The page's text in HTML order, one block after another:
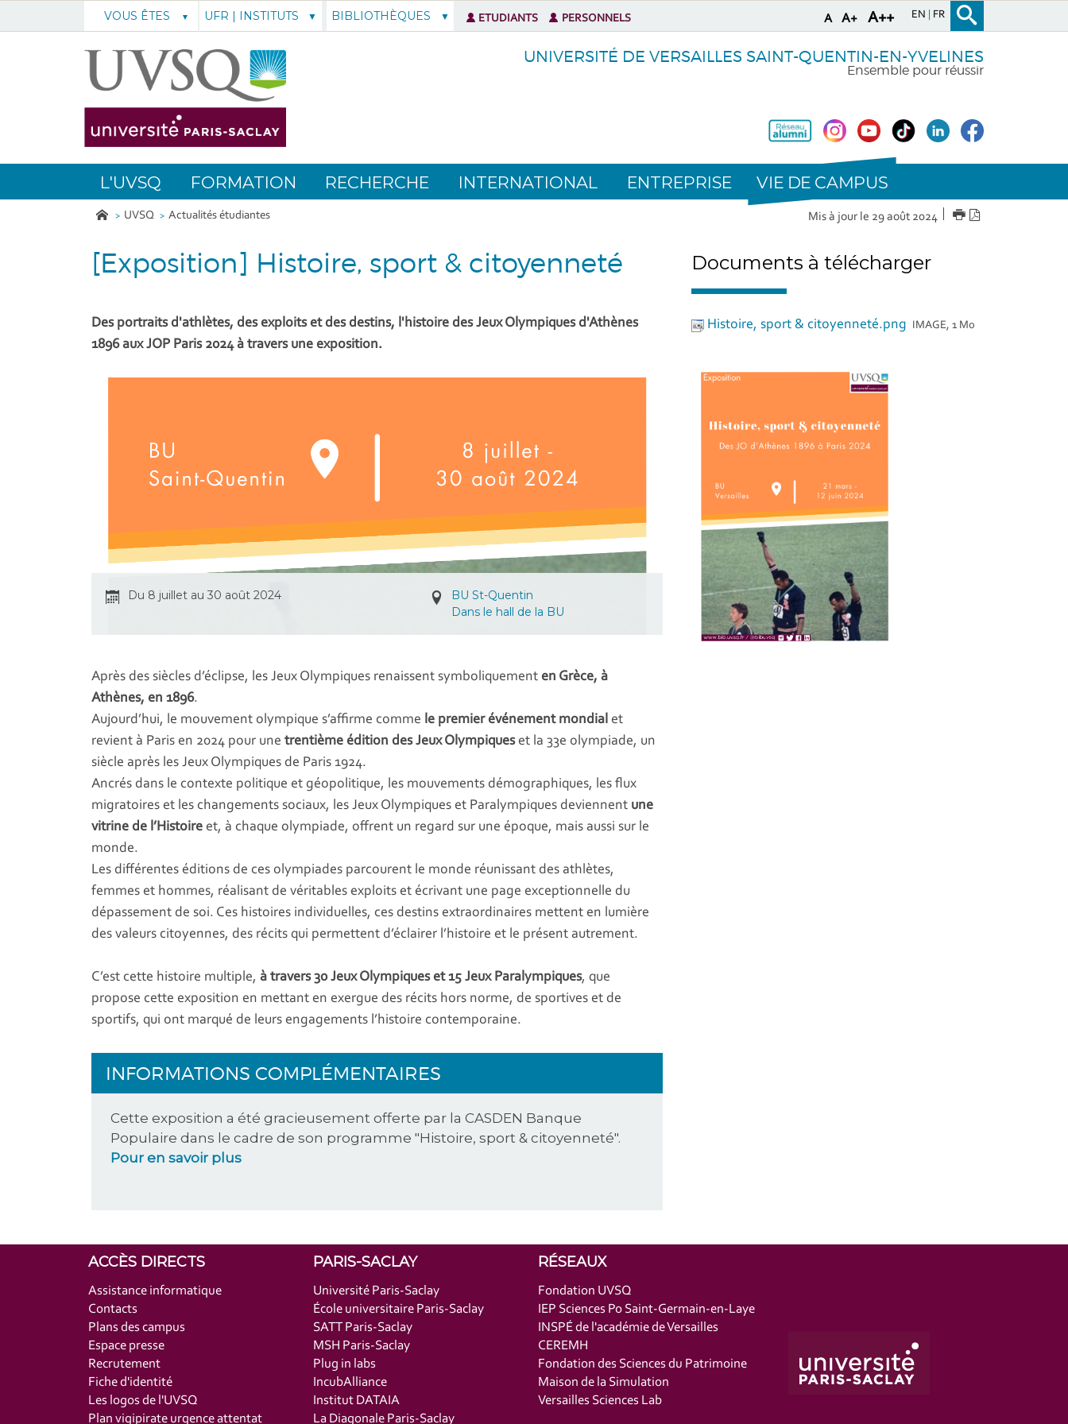
A A+ A++ EN FR
VOUS ÊTES
UNIVERSITÉ DE VERSAILLES SAINT-QUENTIN-EN-YVELINES
Ensemble pour réussir
L'UVSQ FORMATION RECHERCHE INTERNATIONAL ENTREPRISE VIE DE CAMPUS
UVSQ Actualités étudiantes Mis à jour le 29 août 2024 IMPRIMER
[Exposition] Histoire, sport & citoyenneté
Des portraits d'athlètes, des exploits et des destins, l'histoire des Jeux Olympiques d'Athènes
1896 aux JOP Paris 2024 à travers une exposition.
Du 8 juillet au 30 août 2024
BU St-Quentin
Dans le hall de la BU
Après des siècles d’éclipse, les Jeux Olympiques renaissent symboliquement en Grèce, à
Athènes, en 1896.
Aujourd’hui, le mouvement olympique s’affirme comme le premier événement mondial et
revient à Paris en 2024 pour une trentième édition des Jeux Olympiqueset la 33e olympiade, un
siècle après les Jeux Olympiques de Paris 1924.
Ancrés dans le contexte politique et géopolitique, les mouvements démographiques, les flux
migratoires et les changements sociaux, les Jeux Olympiques et Paralympiques deviennent une
vitrine de l’Histoire et, à chaque olympiade, offrent un regard sur une époque, mais aussi sur le
monde.
Les différentes éditions de ces olympiades parcourent le monde réunissant des athlètes,
femmes et hommes, réalisant de véritables exploits et écrivant une page exceptionnelle du
dépassement de soi. Ces histoires individuelles, ces destins extraordinaires mettent en lumière
des valeurs citoyennes, des récits qui permettent d’éclairer l’histoire et le présent autrement.
C’est cette histoire multiple, à travers 30 Jeux Olympiques et 15 Jeux Paralympiques, que
propose cette exposition en mettant en exergue des récits hors norme, de sportives et de
sportifs, qui ont marqué de leurs engagements l’histoire contemporaine.
INFORMATIONS COMPLÉMENTAIRES
Cette exposition a été gracieusement offerte par la CASDEN Banque
Populaire dans le cadre de son programme "Histoire, sport & citoyenneté".
Pour en savoir plus
Documents à télécharger
Histoire, sport & citoyenneté.png IMAGE, 1 Mo
UFR | INSTITUTS BIBLIOTHÈQUES ETUDIANTS PERSONNELS
ACCÈS DIRECTS
Assistance informatique
Contacts
Plans des campus
Espace presse
Recrutement
Fiche d'identité
Les logos de l'UVSQ
Plan vigipirate urgence attentat
PARIS-SACLAY
Université Paris-Saclay
École universitaire Paris-Saclay
SATT Paris-Saclay
MSH Paris-Saclay
Plug in labs
IncubAlliance
Institut DATAIA
La Diagonale Paris-Saclay
RÉSEAUX
Fondation UVSQ
IEP Sciences Po Saint-Germain-en-Laye
INSPÉ de l'académie de Versailles
CEREMH
Fondation des Sciences du Patrimoine
Maison de la Simulation
Versailles Sciences Lab